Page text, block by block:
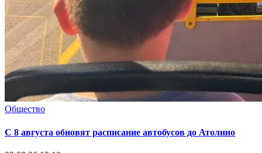
Общество
С 8 августа обновят расписание автобусов до Атолино